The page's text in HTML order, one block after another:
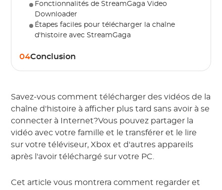
Fonctionnalités de StreamGaga Video
Downloader
Étapes faciles pour télécharger la chaîne
d'histoire avec StreamGaga
04Conclusion
Savez-vous comment télécharger des vidéos de la
chaîne d'histoire à afficher plus tard sans avoir à se
connecter à Internet?Vous pouvez partager la
vidéo avec votre famille et le transférer et le lire
sur votre téléviseur, Xbox et d'autres appareils
après l'avoir téléchargé sur votre PC.
Cet article vous montrera comment regarder et